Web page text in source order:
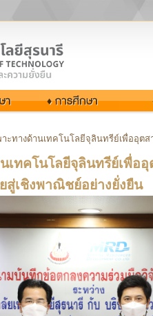
าะทางด้านเทคโนโลยีจุลินทรีย์เพื่ออุ
เทคโนโลยีจุลินทรีย์เพื่อ
สู่เชิงพาณิชย์อย่างยั่งยืน